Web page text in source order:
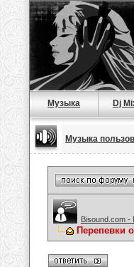
Музыка Dj
Музыка
Bisound.com -
Перепевки